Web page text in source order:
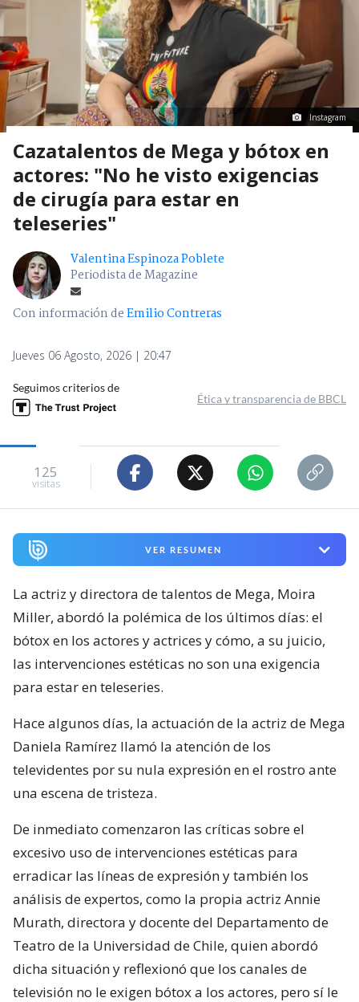
Instagram
Cazatalentos de Mega y bótox en
actores: "No he visto exigencias
de cirugía para estar en
teleseries"
Valentina Espinoza Poblete
Periodista de Magazine
Con información deEmilio Contreras
Jueves 06 Agosto, 2026 | 20:47
Seguimos criterios de
Ética y transparencia de BBCL
125
visitas
VER RESUMEN
La actriz y directora de talentos de Mega, Moira
Miller, abordó la polémica de los últimos días: el
bótox en los actores y actrices y cómo, a su juicio,
las intervenciones estéticas no son una exigencia
para estar en teleseries.
Hace algunos días, la actuación de la actriz de Mega
Daniela Ramírez llamó la atención de los
televidentes por su nula expresión en el rostro ante
una escena de tristeza.
De inmediato comenzaron las críticas sobre el
excesivo uso de intervenciones estéticas para
erradicar las líneas de expresión y también los
análisis de expertos, como la propia actriz Annie
Murath, directora y docente del Departamento de
Teatro de la Universidad de Chile, quien abordó
dicha situación y reflexionó que los canales de
televisión no le exigen bótox a los actores, pero sí le